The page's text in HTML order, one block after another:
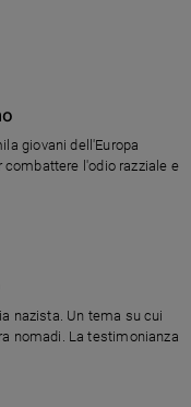
giovani dell'Europa
l'odio razziale e
nazista. Un tema su cui
nomadi. La testimonianza